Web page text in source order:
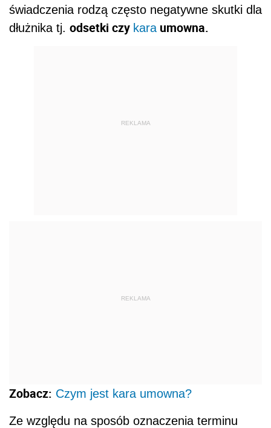
świadczenia rodzą często negatywne skutki dla
dłużnika tj. odsetki czy karaumowna.
REKLAMA
REKLAMA
Zobacz: Czym jest kara umowna?
Ze względu na sposób oznaczenia terminu